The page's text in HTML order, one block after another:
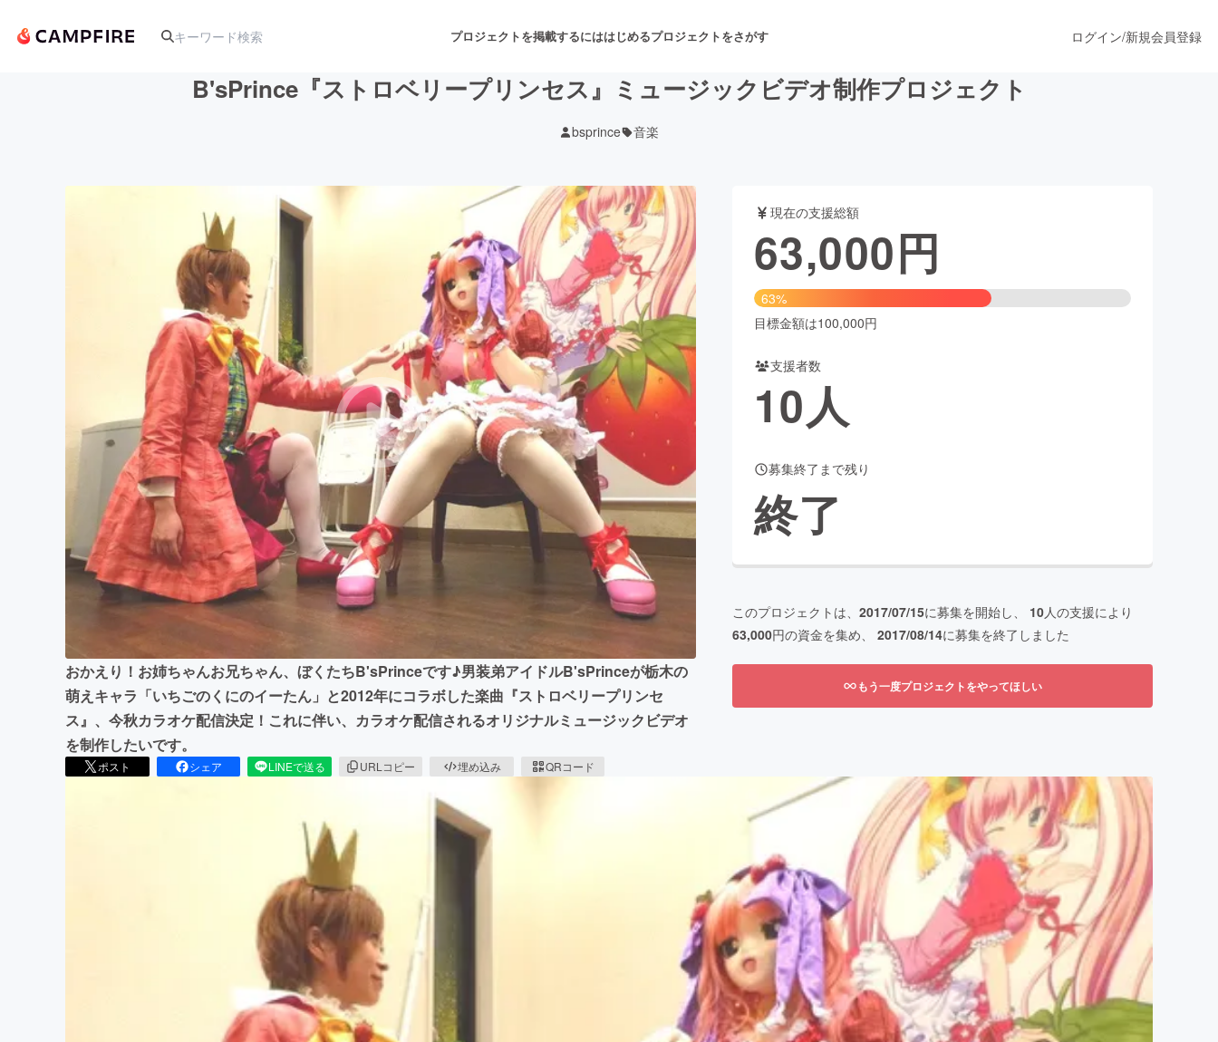
プロジェクトを掲載するにははじめるプロジェクトをさがす
アート・写真 舞台・パフォーマンス
テクノロジー・ガジェット ゲーム・サービス開発 フード・飲食店 ファッション
映像・映画 書籍・雑誌出版 アニメ・漫画
ビジネス・起業 チャレンジ ビューティー・ヘルスケア
まちづくり・地域活性化
CAMPFIRE for Social Good
CAMPFIRE Creation
CAMPFIREふるさと納税machi-yaコミュニティ
ログイン/新規会員登録
B'sPrince『ストロベリープリンセス』ミュージックビデオ制作プロジェクト
bsprince 音楽
おかえり！お姉ちゃんお兄ちゃん、ぼくたちB'sPrinceです♪男装弟アイドルB'sPrinceが栃木の
萌えキャラ「いちごのくにのイーたん」と2012年にコラボした楽曲『ストロベリープリンセ
ス』、今秋カラオケ配信決定！これに伴い、カラオケ配信されるオリジナルミュージックビデオ
を制作したいです。
ポスト シェア LINEで送る URLコピー 埋め込み QRコード
現在の支援総額
63,000円
63%
目標金額は100,000円
支援者数
10人
募集終了まで残り
終了
このプロジェクトは、 2017/07/15に募集を開始し、 10人の支援により
63,000円の資金を集め、 2017/08/14に募集を終了しました
もう一度プロジェクトをやってほしい